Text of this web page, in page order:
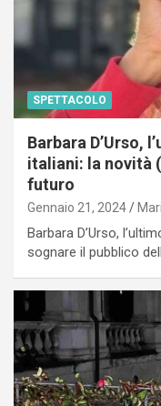
SPETTACOLO
Barbara D’Urso,
italiani: la novità
futuro
Gennaio 21, 2024
Barbara D’Urso,
sognare il pubblico